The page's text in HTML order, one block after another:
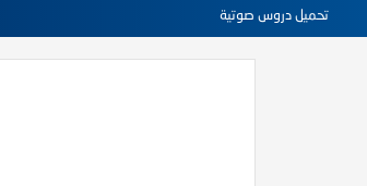
تحميل دروس صوتية